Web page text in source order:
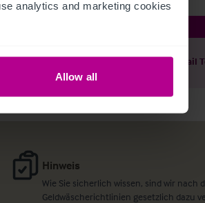
analytics and marketing cookies
Allow all
Details herunterladen Per E-Mail
Hinweis
Wie Sie sicherlich wissen, sind wir nach
Geldwäscherichtlinien gesetzlich dazu